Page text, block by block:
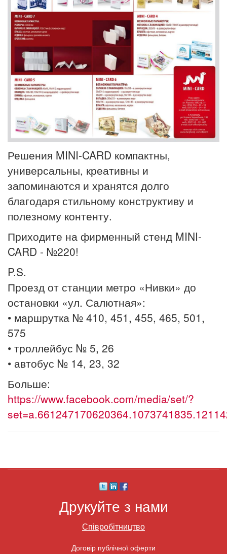
Решения MINI-CARD компактны,
универсальны, креативны и
запоминаются и хранятся долго
благодаря стильному конструктиву и
полезному контенту.
Приходите на фирменный стенд MINI-
CARD - №220!
P.S.
Проезд от станции метро «Нивки» до
остановки «ул. Салютная»:
• маршрутка № 410, 451, 455, 465, 501,
575
• троллейбус № 5, 26
• автобус № 14, 23, 32
Больше:
https://www.facebook.com/media/set/?
Друкуйте з нами
Співробітництво
Договір публічної оферти